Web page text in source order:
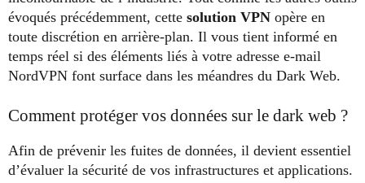
évoqués précédemment, cette solution VPN opère en
toute discrétion en arrière-plan. Il vous tient informé en
temps réel si des éléments liés à votre adresse e-mail
NordVPN font surface dans les méandres du Dark Web.
Comment protéger vos données sur le dark web ?
Afin de prévenir les fuites de données, il devient essentiel
d’évaluer la sécurité de vos infrastructures et applications.